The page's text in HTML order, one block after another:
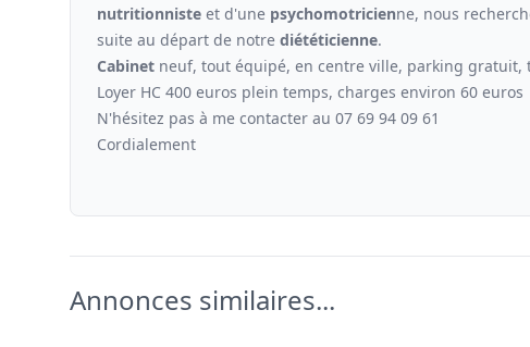
nutritionniste et d'une psychomotricienne, nous
suite au départ de notre diététicienne.
Cabinet neuf, tout équipé, en centre ville, parking gratuit,
Loyer HC 400 euros plein temps, charges environ 60 euros
N'hésitez pas à me contacter au 07 69 94 09 61
Cordialement
Annonces similaires...